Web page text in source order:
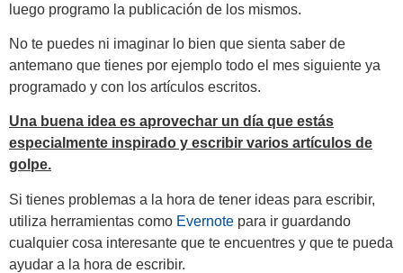
luego programo la publicación de los mismos.
No te puedes ni imaginar lo bien que sienta saber de
antemano que tienes por ejemplo todo el mes siguiente ya
programado y con los artículos escritos.
Una buena idea es aprovechar un día que estás
especialmente inspirado y escribir varios artículos de
golpe.
Si tienes problemas a la hora de tener ideas para escribir,
utiliza herramientas como Evernote para ir guardando
cualquier cosa interesante que te encuentres y que te pueda
ayudar a la hora de escribir.